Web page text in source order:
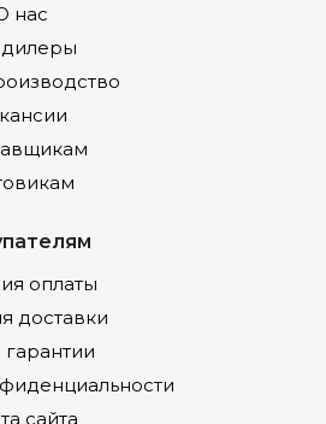
нас
оплаты
доставки
сайта